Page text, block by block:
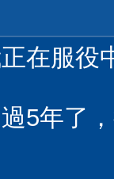
在服役
5年了